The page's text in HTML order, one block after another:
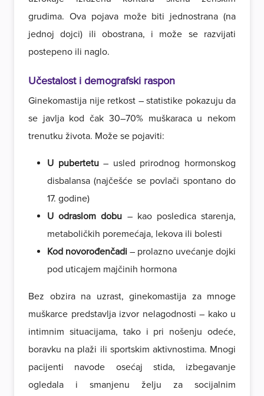
grudima. Ova pojava može biti jednostrana (na
jednoj dojci) ili obostrana, i može se razvijati
postepeno ili naglo.
Učestalost i demografski raspon
Ginekomastija nije retkost – statistike pokazuju da
se javlja kod čak 30–70% muškaraca u nekom
trenutku života. Može se pojaviti:
U pubertetu– usled prirodnog hormonskog
disbalansa (najčešće se povlači spontano do
17. godine)
U odraslom dobu – kao posledica starenja,
metaboličkih poremećaja, lekova ili bolesti
Kod novorođenčadi – prolazno uvećanje dojki
pod uticajem majčinih hormona
Bez obzira na uzrast, ginekomastija za mnoge
muškarce predstavlja izvor nelagodnosti – kako u
intimnim situacijama, tako i pri nošenju odeće,
boravku na plaži ili sportskim aktivnostima. Mnogi
pacijenti navode osećaj stida, izbegavanje
ogledala i smanjenu želju za socijalnim